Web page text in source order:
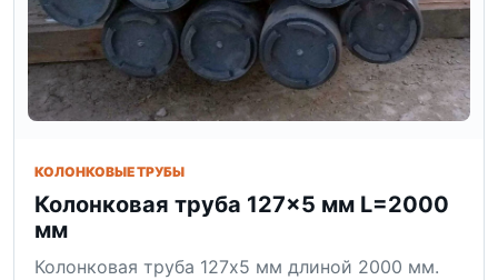
КОЛОНКОВЫЕ ТРУБЫ
Колонковая труба 127×5 мм L=2000
мм
Колонковая труба 127x5 мм длиной 2000 мм.